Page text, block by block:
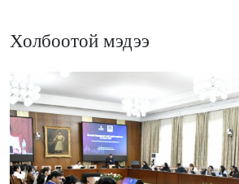
Холбоотой мэдээ